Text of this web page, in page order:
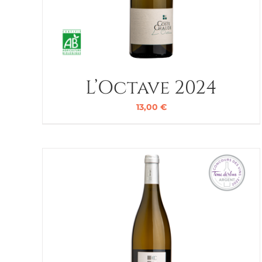
L’Octave 2024
13,00 €